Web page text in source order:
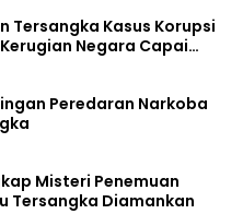
Kasus Korupsi
Kerugian Negara Capai
Peredaran Narkoba
Misteri Penemuan
Tersangka Diamankan